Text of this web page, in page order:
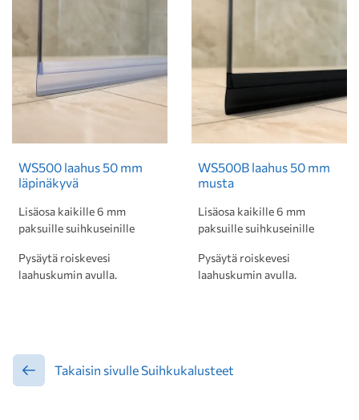
WS500 laahus 50 mm
läpinäkyvä
Lisäosa kaikille 6 mm
paksuille suihkuseinille
Pysäytä roiskevesi
laahuskumin avulla.
WS500B laahus 50 mm
musta
Lisäosa kaikille 6 mm
paksuille suihkuseinille
Pysäytä roiskevesi
laahuskumin avulla.
Takaisin sivulle Suihkukalusteet